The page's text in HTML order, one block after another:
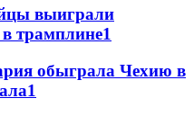
выиграли
трамплине1
обыграла Чехию в
1